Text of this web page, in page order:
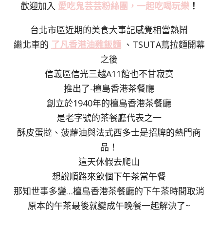
歡迎加入 愛吃鬼芸芸粉絲團，一起吃喝玩樂！
台北市區近期的美食大事記感覺相當熱鬧
繼北車的 了凡香港油雞飯麵、TSUTA蔦拉麵開幕
之後
信義區信光三越A11館也不甘寂寞
推出了-檀島香港茶餐廳
創立於1940年的檀島香港茶餐廳
是老字號的茶餐廳代表之一
酥皮蛋撻、菠蘿油與法式西多士是招牌的熱門商
品！
這天休假去爬山
想說順路來飲個下午茶當午餐
那知世事多變…檀島香港茶餐廳的下午茶時間取消
原本的午茶最後就變成午晚餐一起解決了~